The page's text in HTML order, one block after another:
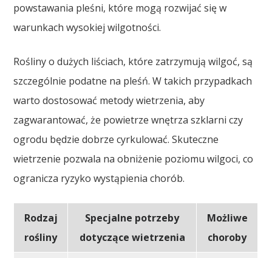
powstawania pleśni, które mogą rozwijać się w
warunkach wysokiej wilgotności.
Rośliny o dużych liściach, które zatrzymują wilgoć, są
szczególnie podatne na pleśń. W takich przypadkach
warto dostosować metody wietrzenia, aby
zagwarantować, że powietrze wnętrza szklarni czy
ogrodu będzie dobrze cyrkulować. Skuteczne
wietrzenie pozwala na obniżenie poziomu wilgoci, co
ogranicza ryzyko wystąpienia chorób.
Rodzaj
rośliny
Specjalne potrzeby
dotyczące wietrzenia
Możliwe
choroby